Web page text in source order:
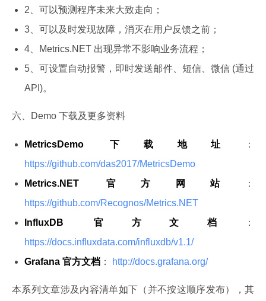
2、可以预测程序未来大致走向；
3、可以及时发现故障，消灭在用户反馈之前；
4、Metrics.NET 出现异常不影响业务流程；
5、可设置自动报警，即时发送邮件、短信、微信 (通过
API)。
六、Demo 下载及更多资料
MetricsDemo 下载地址
：
https://github.com/das2017/MetricsDemo
Metrics.NET 官方网站
：
https://github.com/Recognos/Metrics.NET
InfluxDB 官方文档
：
https://docs.influxdata.com/influxdb/v1.1/
Grafana 官方文档： http://docs.grafana.org/
本系列文章涉及内容清单如下（并不按这顺序发布），其